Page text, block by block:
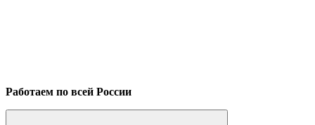
Работаем по всей России